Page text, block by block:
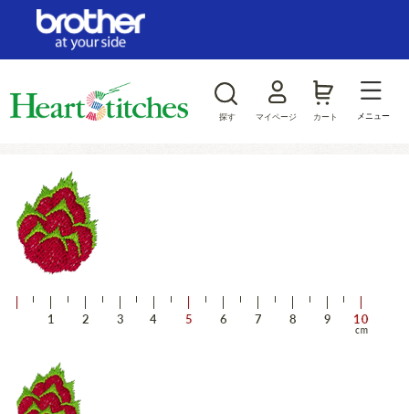
探す マイページ カート メニュー
ログイン/新規会員登録
ジャンルから探す